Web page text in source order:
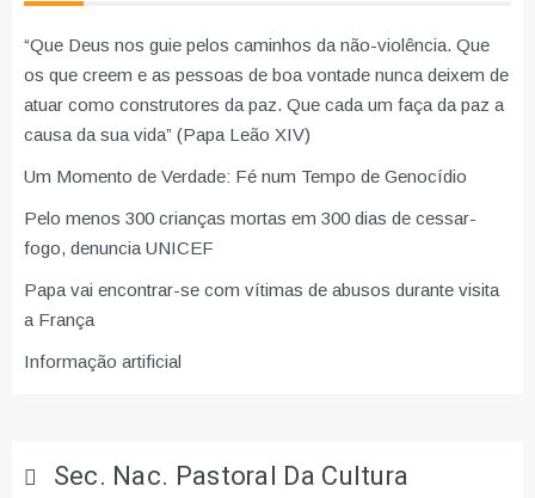
“Que Deus nos guie pelos caminhos da não-violência. Que
os que creem e as pessoas de boa vontade nunca deixem de
atuar como construtores da paz. Que cada um faça da paz a
causa da sua vida” (Papa Leão XIV)
Um Momento de Verdade: Fé num Tempo de Genocídio
Pelo menos 300 crianças mortas em 300 dias de cessar-
fogo, denuncia UNICEF
Papa vai encontrar-se com vítimas de abusos durante visita
a França
Informação artificial
Sec. Nac. Pastoral Da Cultura